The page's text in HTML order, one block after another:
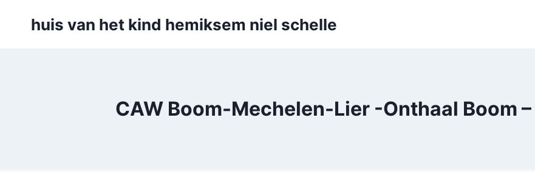
huis van het kind hemiksem niel schelle
CAW Boom-Mechelen-Lier -Onthaal Boom